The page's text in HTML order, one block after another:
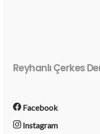
Reyhanlı Çerkes
Facebook
Instagram